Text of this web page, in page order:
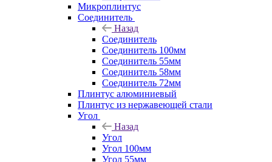
Микроплинтус
Соединитель
Назад
Соединитель
Соединитель 100мм
Соединитель 55мм
Соединитель 58мм
Соединитель 72мм
Плинтус алюминиевый
Плинтус из нержавеющей стали
Угол
Назад
Угол
Угол 100мм
Угол 55мм